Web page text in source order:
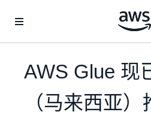
AWS Glue 现
（马来西亚）